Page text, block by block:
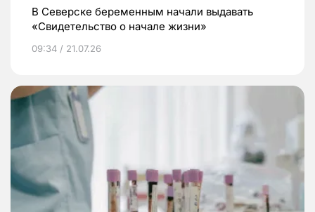
В Северске беременным начали выдавать
«Свидетельство о начале жизни»
09:34 / 21.07.26